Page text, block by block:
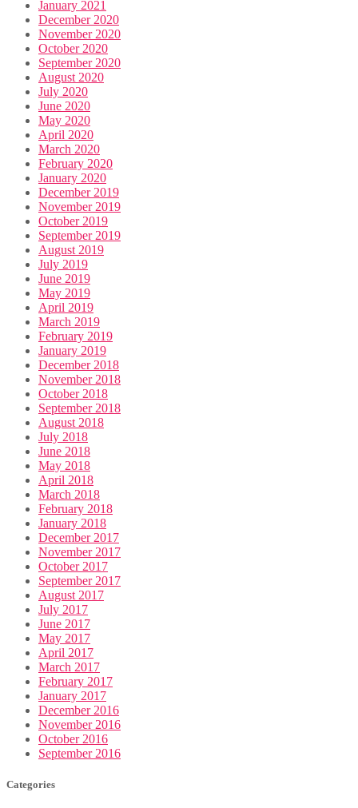
January 2021
December 2020
November 2020
October 2020
September 2020
August 2020
July 2020
June 2020
May 2020
April 2020
March 2020
February 2020
January 2020
December 2019
November 2019
October 2019
September 2019
August 2019
July 2019
June 2019
May 2019
April 2019
March 2019
February 2019
January 2019
December 2018
November 2018
October 2018
September 2018
August 2018
July 2018
June 2018
May 2018
April 2018
March 2018
February 2018
January 2018
December 2017
November 2017
October 2017
September 2017
August 2017
July 2017
June 2017
May 2017
April 2017
March 2017
February 2017
January 2017
December 2016
November 2016
October 2016
September 2016
Categories